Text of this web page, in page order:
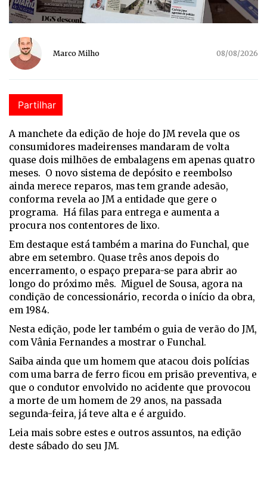
Marco Milho 08/08/2026
Partilhar
A manchete da edição de hoje do JM revela que os
consumidores madeirenses mandaram de volta
quase dois milhões de embalagens em apenas quatro
meses. O novo sistema de depósito e reembolso
ainda merece reparos, mas tem grande adesão,
conforma revela ao JM a entidade que gere o
programa. Há filas para entrega e aumenta a
procura nos contentores de lixo.
Em destaque está também a marina do Funchal, que
abre em setembro. Quase três anos depois do
encerramento, o espaço prepara-se para abrir ao
longo do próximo mês. Miguel de Sousa, agora na
condição de concessionário, recorda o início da obra,
em 1984.
Nesta edição, pode ler também o guia de verão do JM,
com Vânia Fernandes a mostrar o Funchal.
Saiba ainda que um homem que atacou dois polícias
com uma barra de ferro ficou em prisão preventiva, e
que o condutor envolvido no acidente que provocou
a morte de um homem de 29 anos, na passada
segunda-feira, já teve alta e é arguido.
Leia mais sobre estes e outros assuntos, na edição
deste sábado do seu JM.